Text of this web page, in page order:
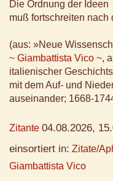
Die Ordnung der Ideen
muß fortschreiten nach
(aus: »Neue
~ Giambattista Vico ~,
italienischer
mit dem Auf- und
auseinander; 1668-
Zitante 04.08.2026,
einsortiert in: Zitate/
Giambattista Vico